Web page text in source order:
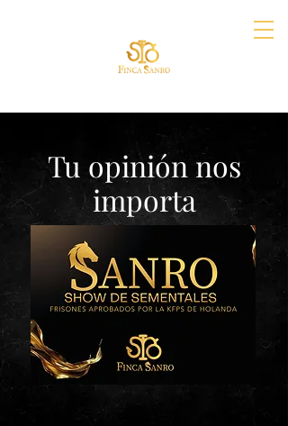
Tu opinión nos
importa